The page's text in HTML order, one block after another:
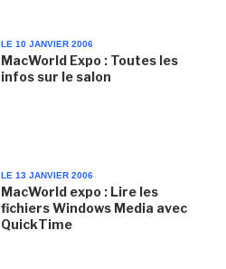
LE 10 JANVIER 2006
MacWorld Expo : Toutes les
infos sur le salon
LE 13 JANVIER 2006
MacWorld expo : Lire les
fichiers Windows Media avec
QuickTime